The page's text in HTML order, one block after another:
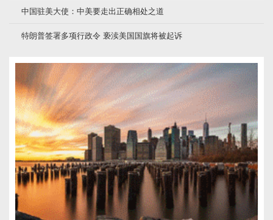
中国驻美大使：中美要走出正确相处之道
特朗普签署多项行政令 亵渎美国国旗将被起诉